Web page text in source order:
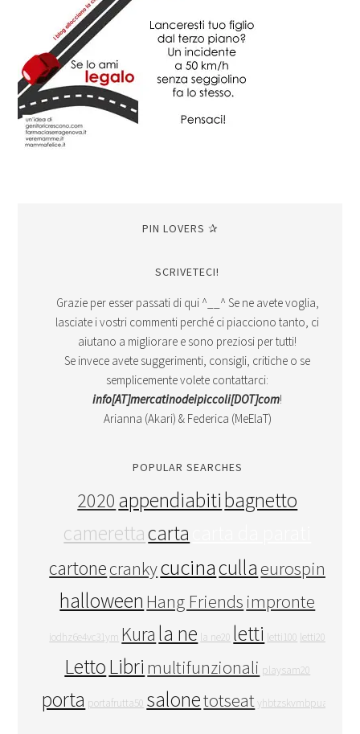
PIN LOVERS ✰
SCRIVETECI!
Grazie per esser passati di qui ^__^ Se ne avete voglia,
lasciate i vostri commenti perché ci piacciono tanto, ci
aiutano a migliorare e sono preziosi per tutti!
Se invece avete suggerimenti, consigli, critiche o se
semplicemente volete contattarci:
info[AT]mercatinodeipiccoli[DOT]com!
Arianna (Akari) & Federica (MeElaT)
POPULAR SEARCHES
2020appendiabitibagnetto
camerettacarta
cartonecrankycucinaculla eurospin
halloween Hang Friends impronte
iodhz6e4vc31ym Kurala ne la ne20 letti letti100 letti20
LettoLibri multifunzionali playsam20
porta portafrutta50 salonetotseatyhbtzskvmbpuay